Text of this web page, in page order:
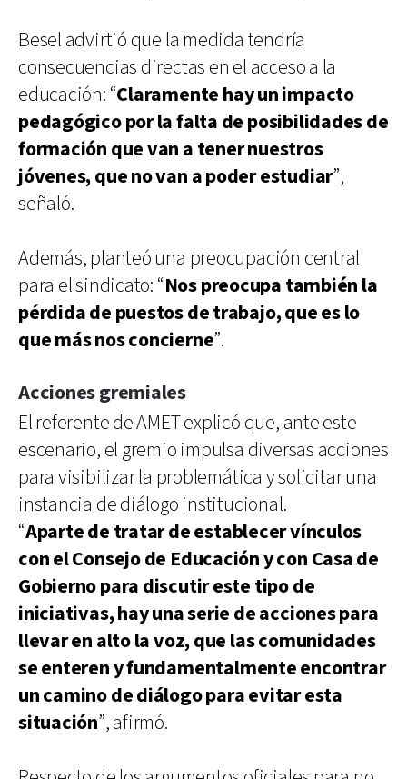
Besel advirtió que la medida tendría
consecuencias directas en el acceso a la
educación: “Claramente hay un impacto
pedagógico por la falta de posibilidades de
formación que van a tener nuestros
jóvenes, que no van a poder estudiar”,
señaló.
Además, planteó una preocupación central
para el sindicato: “Nos preocupa también la
pérdida de puestos de trabajo, que es lo
que más nos concierne”.
Acciones gremiales
El referente de AMET explicó que, ante este
escenario, el gremio impulsa diversas acciones
para visibilizar la problemática y solicitar una
instancia de diálogo institucional.
“Aparte de tratar de establecer vínculos
con el Consejo de Educación y con Casa de
Gobierno para discutir este tipo de
iniciativas, hay una serie de acciones para
llevar en alto la voz, que las comunidades
se enteren y fundamentalmente encontrar
un camino de diálogo para evitar esta
situación”, afirmó.